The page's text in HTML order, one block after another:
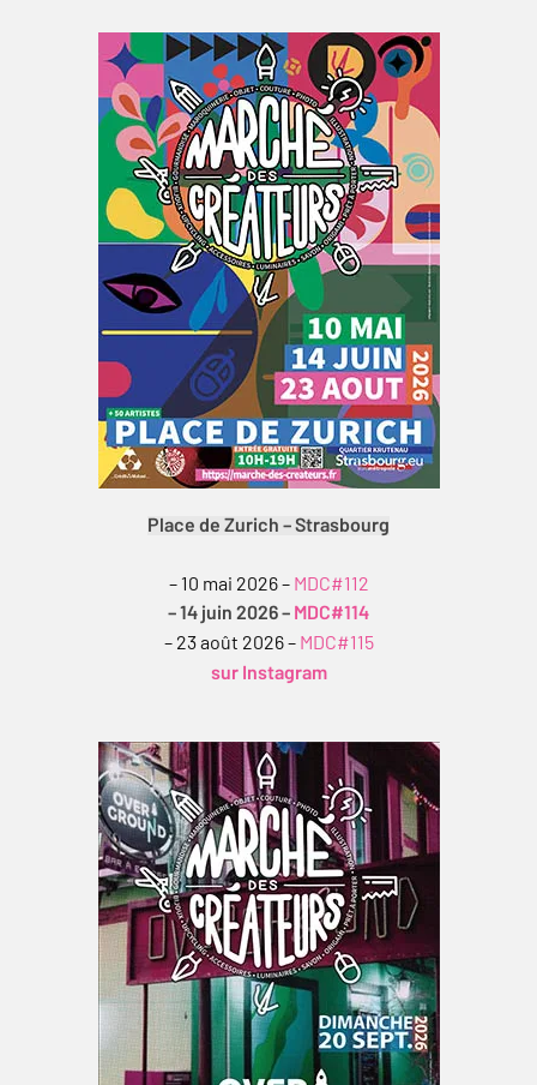
Place de Zurich – Strasbourg
– 10 mai 2026 – MDC#112
– 14 juin 2026 – MDC#114
– 23 août 2026 – MDC#115
sur Instagram